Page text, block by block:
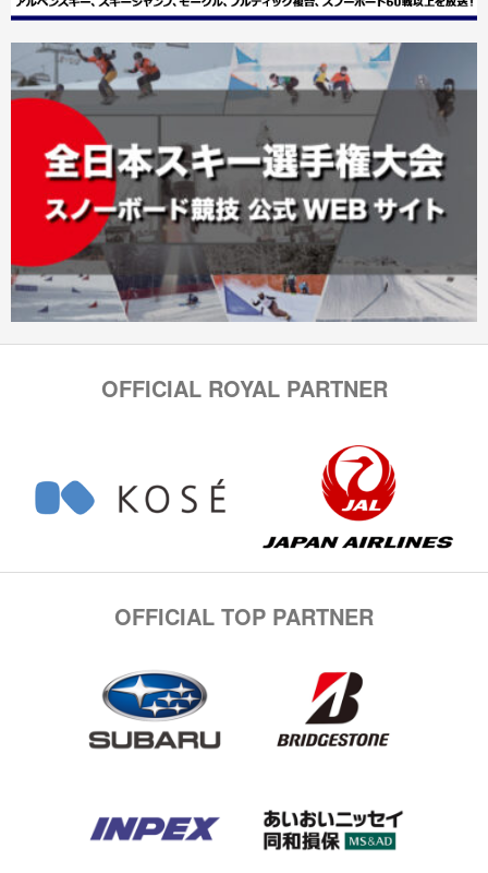
OFFICIAL ROYAL PARTNER
OFFICIAL TOP PARTNER